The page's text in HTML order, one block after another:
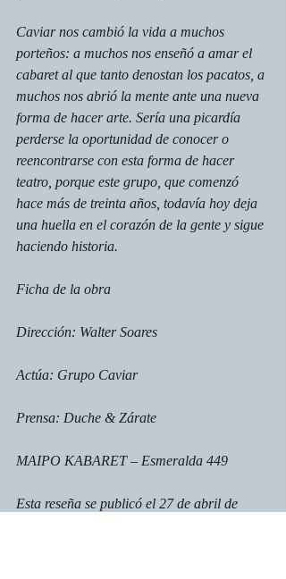
Caviar nos cambió la vida a muchos
porteños: a muchos nos enseñó a amar el
cabaret al que tanto denostan los pacatos, a
muchos nos abrió la mente ante una nueva
forma de hacer arte. Sería una picardía
perderse la oportunidad de conocer o
reencontrarse con esta forma de hacer
teatro, porque este grupo, que comenzó
hace más de treinta años, todavía hoy deja
una huella en el corazón de la gente y sigue
haciendo historia.
Ficha de la obra
Dirección: Walter Soares
Actúa: Grupo Caviar
Prensa: Duche & Zárate
MAIPO KABARET – Esmeralda 449
Esta reseña se publicó el 27 de abril de